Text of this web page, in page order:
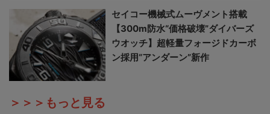
セイコー機械式ムーヴメント搭載
【300m防水“価格破壊”ダイバーズ
ウオッチ】超軽量フォージドカーボ
ン採用“アンダーン”新作
＞＞＞もっと見る